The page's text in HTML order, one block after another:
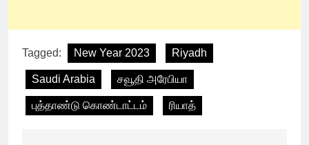
Tagged: New Year 2023 Riyadh
Saudi Arabia சவூதி அரேபியா
புத்தாண்டு கொண்டாட்டம் ரியாத்